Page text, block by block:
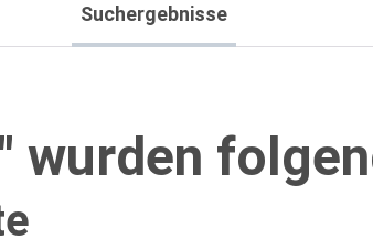
Suchergebnisse
wurden